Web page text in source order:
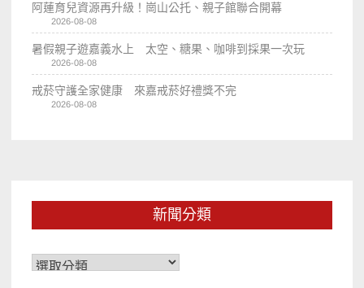
阿蓮育兒資源再升級！崗山公托、親子館聯合開幕
2026-08-08
暑假親子遊嘉義水上 太空、糖果、咖啡到採果一次玩
2026-08-08
戒菸守護全家健康 來嘉戒菸好禮獎不完
2026-08-08
新聞分類
新